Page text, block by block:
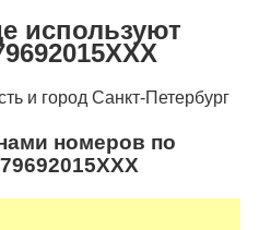
используют
и город Санкт-Петербург
номеров по